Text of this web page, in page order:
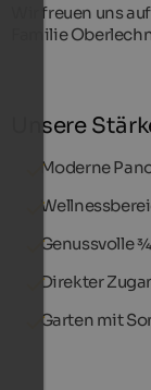
Wir freuen uns
Familie
Unsere
Moderne
Genussvolle
Direkter
Garten mit